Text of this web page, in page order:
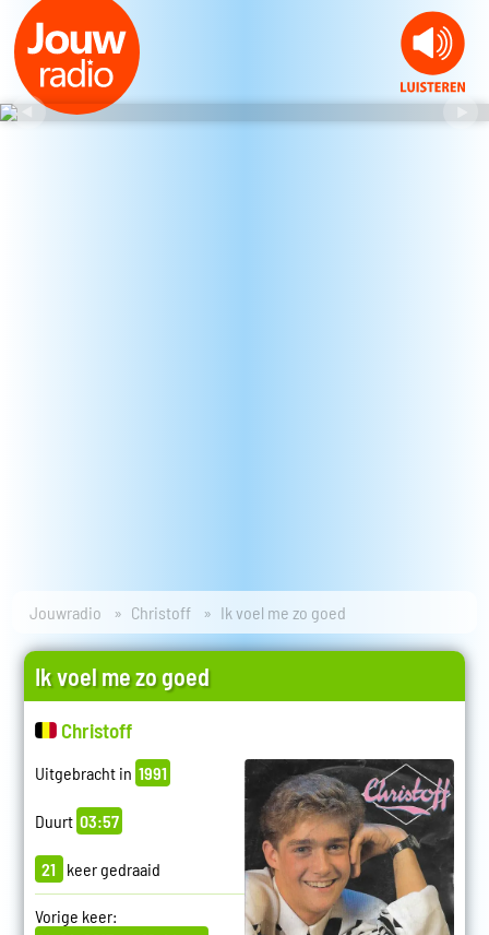
Jouwradio Christoff Ik voel me zo goed
Ik voel me zo goed
Christoff
Uitgebracht in 1991
Duurt 03:57
21 keer gedraaid
Vorige keer: